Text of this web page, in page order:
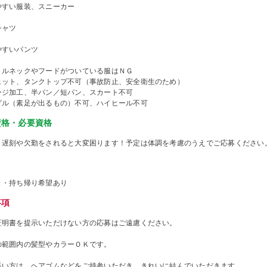
い服装、スニーカー
ツ
いパンツ
ネックやフードがついている服はＮＧ
ト、タンクトップ不可（事故防止、安全衛生のため）
加工、半パン／短パン、スカート不可
（素足が出るもの）不可、ハイヒール不可
・必要資格
刻や欠勤をされると大変困ります！予定は体調を考慮のうえでご応募ください
持ち帰り希望あり
書を提示いただけない方の応募はご遠慮ください。
囲内の髪型やカラーＯＫです。